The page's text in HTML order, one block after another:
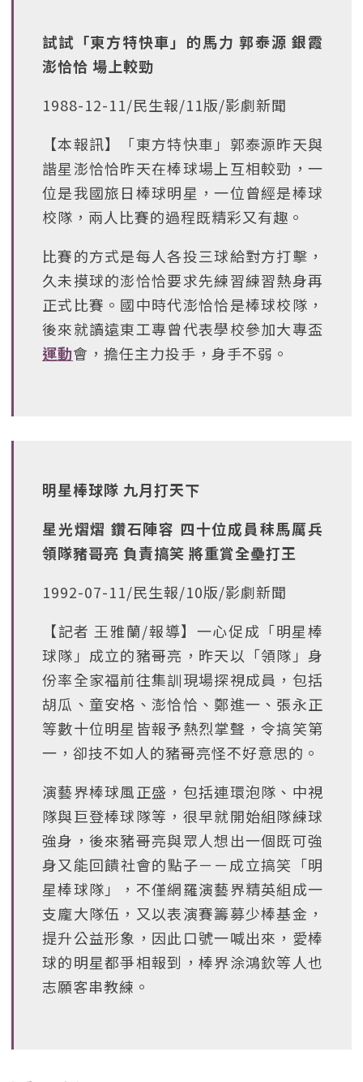
試試「東方特快車」的馬力 郭泰源 銀霞
澎恰恰 場上較勁
1988-12-11/民生報/11版/影劇新聞
【本報訊】「東方特快車」郭泰源昨天與
諧星澎恰恰昨天在棒球場上互相較勁，一
位是我國旅日棒球明星，一位曾經是棒球
校隊，兩人比賽的過程既精彩又有趣。
比賽的方式是每人各投三球給對方打擊，
久未摸球的澎恰恰要求先練習練習熱身再
正式比賽。國中時代澎恰恰是棒球校隊，
後來就讀遠東工專曾代表學校參加大專盃
運動會，擔任主力投手，身手不弱。
明星棒球隊 九月打天下
星光熠熠 鑽石陣容 四十位成員秣馬厲兵
領隊豬哥亮 負責搞笑 將重賞全壘打王
1992-07-11/民生報/10版/影劇新聞
【記者 王雅蘭/報導】一心促成「明星棒
球隊」成立的豬哥亮，昨天以「領隊」身
份率全家福前往集訓現場探視成員，包括
胡瓜、童安格、澎恰恰、鄭進一、張永正
等數十位明星皆報予熱烈掌聲，令搞笑第
一，卻技不如人的豬哥亮怪不好意思的。
演藝界棒球風正盛，包括連環泡隊、中視
隊與巨登棒球隊等，很早就開始組隊練球
強身，後來豬哥亮與眾人想出一個既可強
身又能回饋社會的點子－－成立搞笑「明
星棒球隊」，不僅網羅演藝界精英組成一
支龐大隊伍，又以表演賽籌募少棒基金，
提升公益形象，因此口號一喊出來，愛棒
球的明星都爭相報到，棒界涂鴻欽等人也
志願客串教練。